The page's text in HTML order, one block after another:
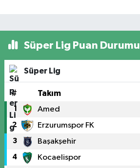
Süper Lig Puan Durumu
Süper Lig
# Takım
1 Amed
2 Erzurumspor FK
3 Başakşehir
4 Kocaelispor